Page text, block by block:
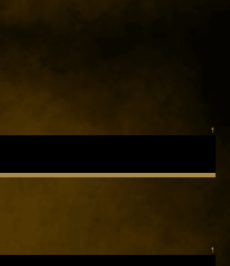
↑
↑